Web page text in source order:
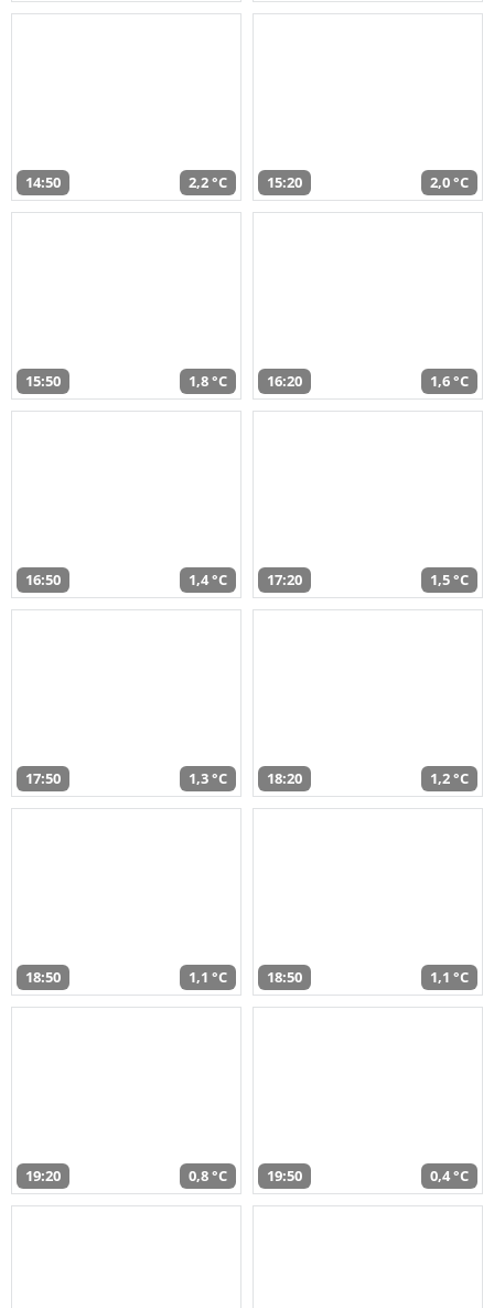
14:50 2,2 °C 15:20 2,0 °C
15:50 1,8 °C 16:20 1,6 °C
16:50 1,4 °C 17:20 1,5 °C
17:50 1,3 °C 18:20 1,2 °C
18:50 1,1 °C 18:50 1,1 °C
19:20 0,8 °C 19:50 0,4 °C